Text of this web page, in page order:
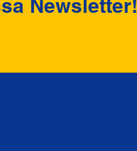
Newsletter!